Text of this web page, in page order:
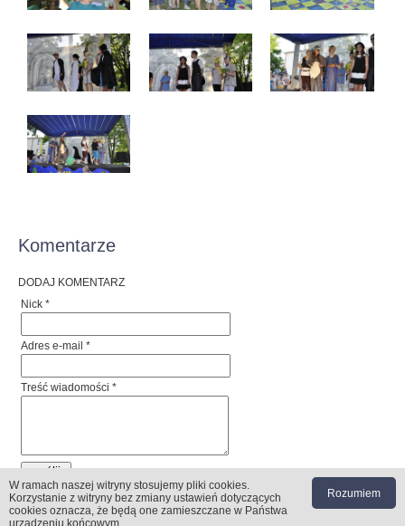
Komentarze
DODAJ KOMENTARZ
Nick *
Adres e-mail *
Treść wiadomości *
W ramach naszej witryny stosujemy pliki cookies.
Korzystanie z witryny bez zmiany ustawień dotyczących
cookies oznacza, że będą one zamieszczane w Państwa
urządzeniu końcowym.
Rozumiem